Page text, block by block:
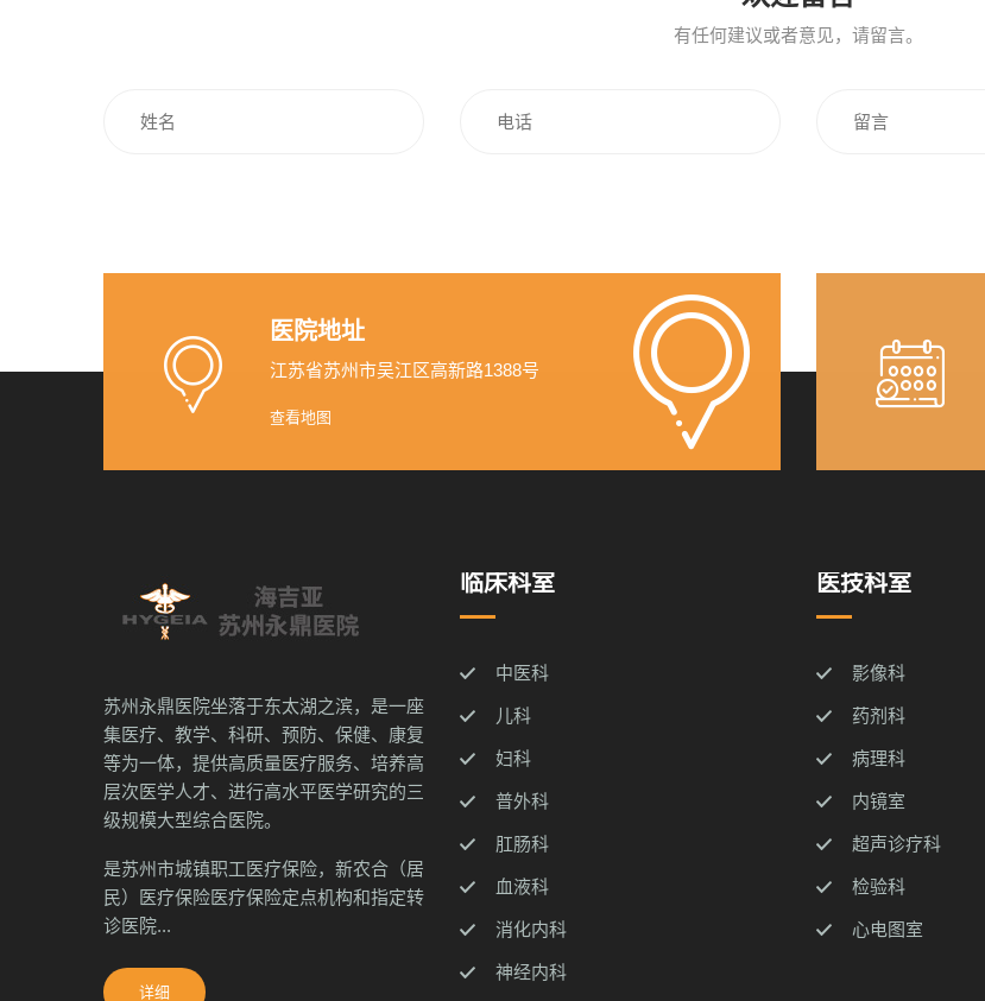
有任何建议或者意见，请留言。
医院地址
江苏省苏州市吴江区高新路1388号
查看地图
苏州永鼎医院坐落于东太湖之滨，是一座
集医疗、教学、科研、预防、保健、康复
等为一体，提供高质量医疗服务、培养高
层次医学人才、进行高水平医学研究的三
级规模大型综合医院。
是苏州市城镇职工医疗保险，新农合（居
民）医疗保险医疗保险定点机构和指定转
诊医院...
详细
临床科室
中医科
儿科
妇科
普外科
肛肠科
血液科
消化内科
神经内科
医技科室
影像科
药剂科
病理科
内镜室
超声诊疗科
检验科
心电图室